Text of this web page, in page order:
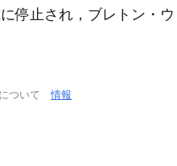
停止され，ブレトン・ウ
について情報